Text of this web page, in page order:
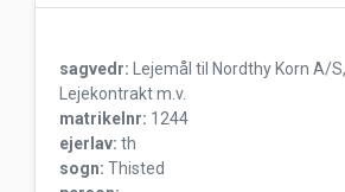
sagvedr:
Lejemål til Nordthy Korn A/
Lejekontrakt m.v.
matrikelnr: 1244
ejerlav: th
sogn: Thisted